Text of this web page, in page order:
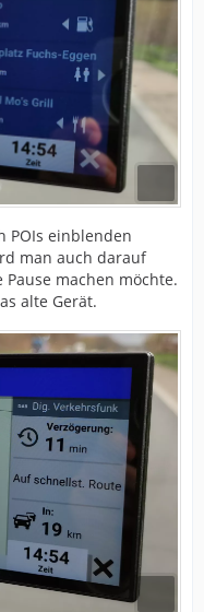
POIs einblenden
man auch darauf
machen möchte.
alte Gerät.